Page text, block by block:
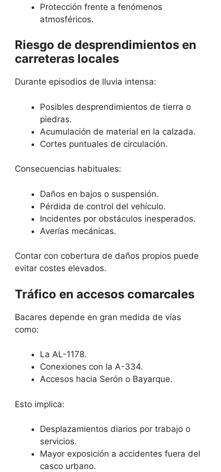
Protección frente a fenómenos
atmosféricos.
Riesgo de desprendimientos en
carreteras locales
Durante episodios de lluvia intensa:
Posibles desprendimientos de tierra o
piedras.
Acumulación de material en la calzada.
Cortes puntuales de circulación.
Consecuencias habituales:
Daños en bajos o suspensión.
Pérdida de control del vehículo.
Incidentes por obstáculos inesperados.
Averías mecánicas.
Contar con cobertura de daños propios puede
evitar costes elevados.
Tráfico en accesos comarcales
Bacares depende en gran medida de vías
como:
La AL-1178.
Conexiones con la A-334.
Accesos hacia Serón o Bayarque.
Esto implica:
Desplazamientos diarios por trabajo o
servicios.
Mayor exposición a accidentes fuera del
casco urbano.